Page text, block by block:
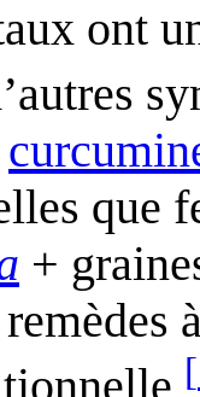
ont
que
+
[